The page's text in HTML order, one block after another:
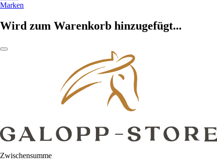
Marken
Wird zum Warenkorb hinzugefügt...
Zwischensumme